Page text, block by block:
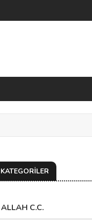
KATEGORİLER
ALLAH C.C.